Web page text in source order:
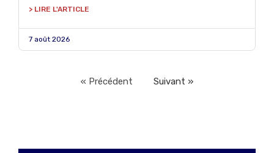
> LIRE L'ARTICLE
7 août 2026
« Précédent Suivant »